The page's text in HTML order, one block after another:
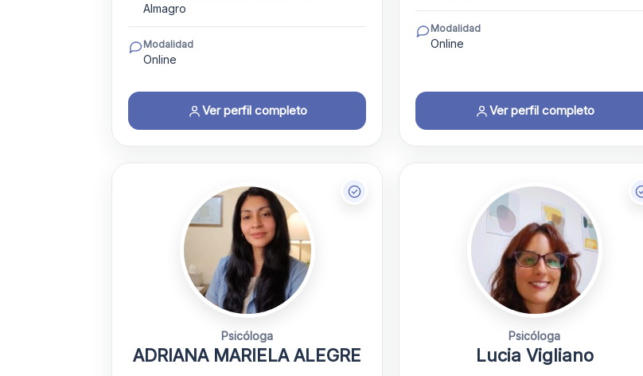
Almagro
Modalidad
Online
Ver perfil completo
Modalidad
Online
Ver perfil completo
Psicóloga
ADRIANA MARIELA ALEGRE
Psicóloga
Lucia Vigliano